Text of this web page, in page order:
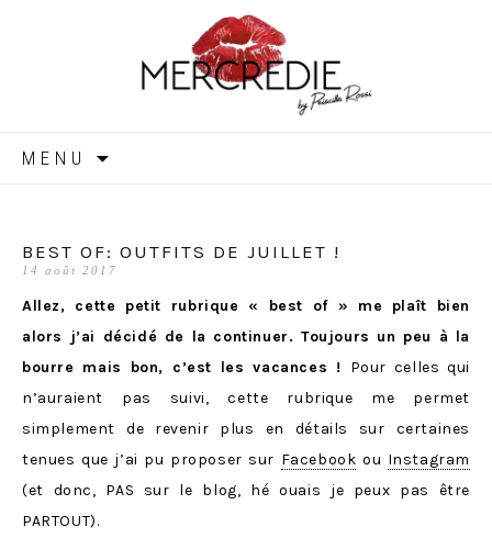
MERCREDIE
MENU
BEST OF: OUTFITS DE JUILLET !
14 août 2017
Allez, cette petit rubrique « best of » me plaît bien
alors j’ai décidé de la continuer. Toujours un peu à la
bourre mais bon, c’est les vacances ! Pour celles qui
n’auraient pas suivi, cette rubrique me permet
simplement de revenir plus en détails sur certaines
tenues que j’ai pu proposer sur Facebook ou Instagram
(et donc, PAS sur le blog, hé ouais je peux pas être
PARTOUT).